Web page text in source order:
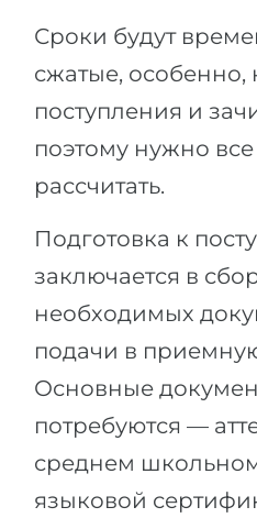
Сроки будут
сжатые, особенно,
поступления и
поэтому нужно
рассчитать.
Подготовка к
заключается в
необходимых
подачи в
Основные
потребуются —
среднем
языковой